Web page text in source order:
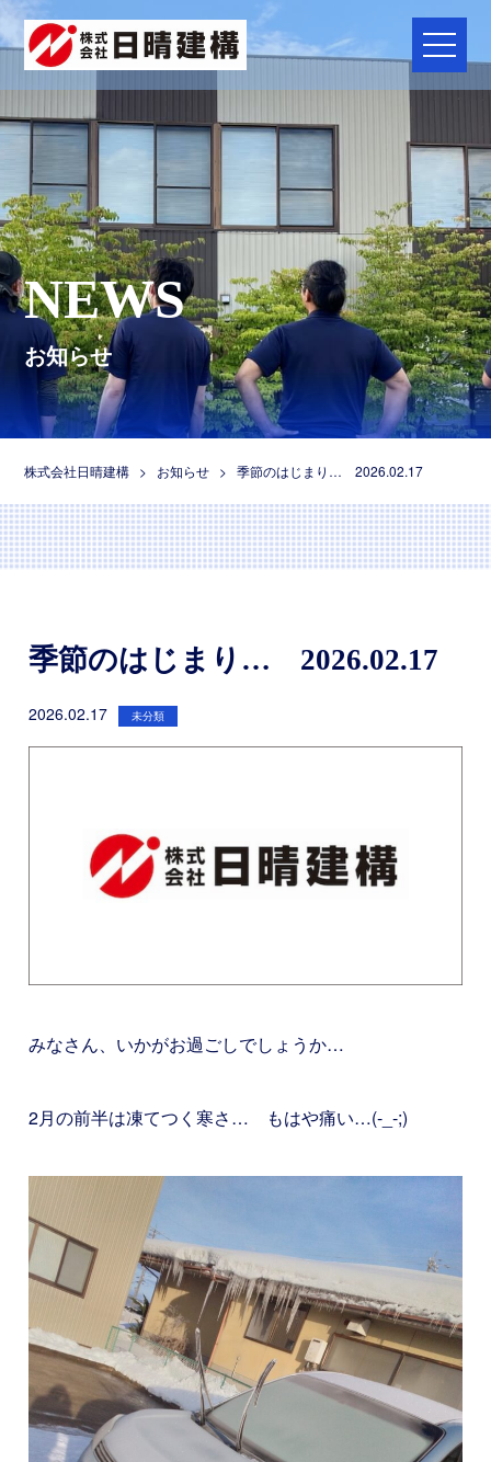
メニ
NEWS
お知らせ
株式会社日晴建構 > お知らせ > 季節のはじまり… 2026.02.17
季節のはじまり… 2026.02.17
2026.02.17 未分類
みなさん、いかがお過ごしでしょうか…
2月の前半は凍てつく寒さ… もはや痛い…(-_-;)